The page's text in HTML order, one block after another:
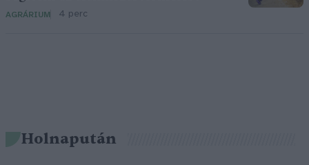
AGRÁRIUM 4 perc
Holnapután